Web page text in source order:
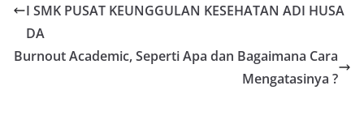
I SMK PUSAT KEUNGGULAN KESEHATAN ADI HUSA
DA
Burnout Academic, Seperti Apa dan Bagaimana Cara
Mengatasinya ?